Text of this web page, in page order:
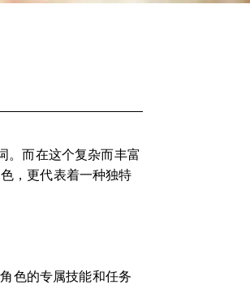
。而在这个复杂而丰富
，更代表着一种独特
色的专属技能和任务